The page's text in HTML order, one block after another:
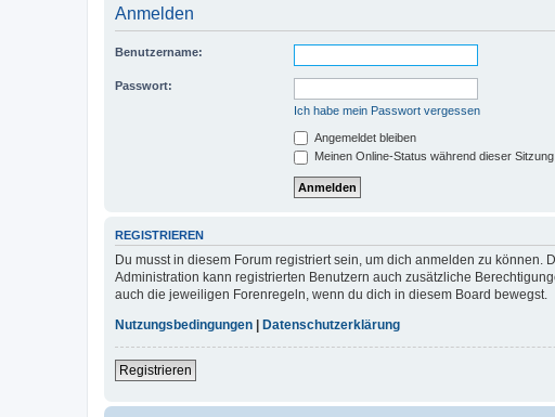
Anmelden
Benutzername:
Passwort:
Ich habe mein Passwort vergessen
Angemeldet bleiben
Meinen Online-Status während dieser
REGISTRIEREN
Du musst in diesem Forum registriert sein, um dich anmelden zu
Administration kann registrierten Benutzern auch zusätzliche
auch die jeweiligen Forenregeln, wenn du dich in diesem Board bewegst.
Nutzungsbedingungen
Datenschutzerklärung
Registrieren